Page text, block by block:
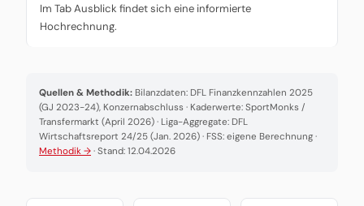
Im Tab Ausblick findet sich eine informierte
Hochrechnung.
Quellen & Methodik: Bilanzdaten: DFL Finanzkennzahlen 2025
(GJ 2023-24), Konzernabschluss · Kaderwerte: SportMonks /
Transfermarkt (April 2026) · Liga-Aggregate: DFL
Wirtschaftsreport 24/25 (Jan. 2026) · FSS: eigene Berechnung ·
Methodik → · Stand: 12.04.2026